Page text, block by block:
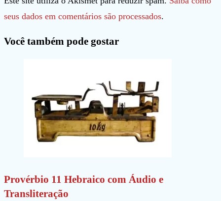
usuário
comentar
mail
comentar
seu
(opcional)
seus dados em comentários são processados.
Você também pode gostar
Provérbio 11 Hebraico com Áudio e
Transliteração